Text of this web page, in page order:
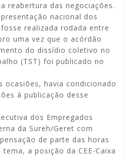
reabertura das negociações.
nacional dos
realizada rodada entre
uma vez que o acórdão
do dissídio coletivo no
(TST) foi publicado no
ocasiões, havia condicionado
à publicação desse
dos Empregados
da Sureh/Geret com
de parte das horas
a posição da CEE-Caixa